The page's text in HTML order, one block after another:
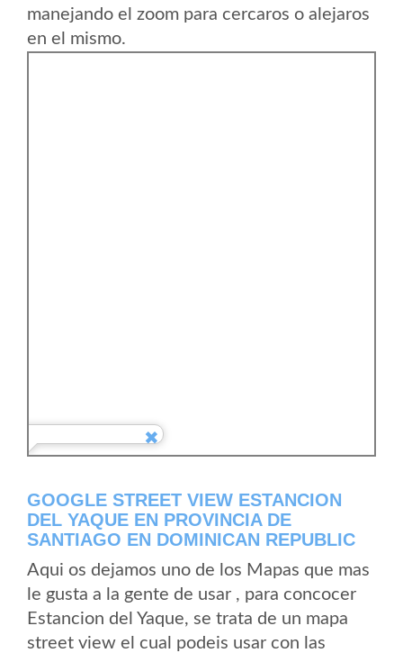
manejando el zoom para cercaros o alejaros
en el mismo.
GOOGLE STREET VIEW ESTANCION
DEL YAQUE EN PROVINCIA DE
SANTIAGO EN DOMINICAN REPUBLIC
Aqui os dejamos uno de los Mapas que mas
le gusta a la gente de usar , para concocer
Estancion del Yaque, se trata de un mapa
street view el cual podeis usar con las